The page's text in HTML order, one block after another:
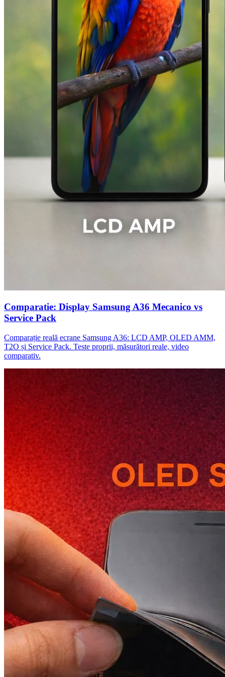
Comparatie: Display Samsung A36 Mecanico vs
Service Pack
Comparație reală ecrane Samsung A36: LCD AMP, OLED AMM,
T2O și Service Pack. Teste proprii, măsurători reale, video
comparativ.